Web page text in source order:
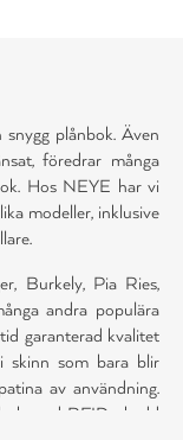
plånbok. Även
föredrar många
Hos NEYE har vi
modeller, inklusive
Burkely, Pia Ries,
andra populära
garanterad kvalitet
skinn som bara blir
av användning.
med RFID-skydd